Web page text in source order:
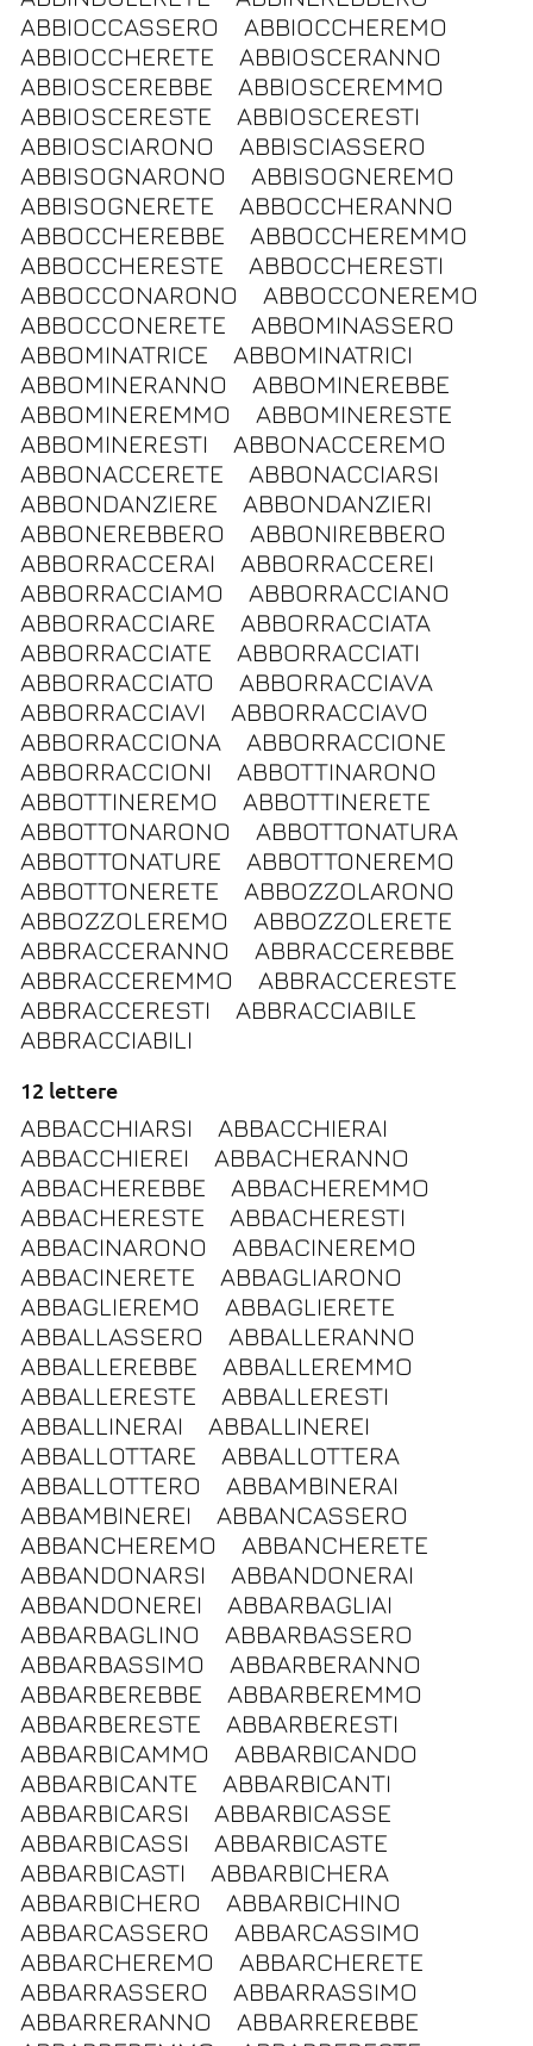
ABBIOCCASSERO
ABBIOCCHEREMO
ABBIOCCHERETE
ABBIOSCERANNO
ABBIOSCEREBBE
ABBIOSCEREMMO
ABBIOSCERESTE
ABBIOSCERESTI
ABBIOSCIARONO
ABBISCIASSERO
ABBISOGNARONO
ABBISOGNEREMO
ABBISOGNERETE
ABBOCCHERANNO
ABBOCCHEREBBE
ABBOCCHEREMMO
ABBOCCHERESTE
ABBOCCHERESTI
ABBOCCONARONO
ABBOCCONEREMO
ABBOCCONERETE
ABBOMINASSERO
ABBOMINATRICE
ABBOMINATRICI
ABBOMINERANNO
ABBOMINEREBBE
ABBOMINEREMMO
ABBOMINERESTE
ABBOMINERESTI
ABBONACCEREMO
ABBONACCERETE
ABBONACCIARSI
ABBONDANZIERE
ABBONDANZIERI
ABBONEREBBERO
ABBONIREBBERO
ABBORRACCERAI
ABBORRACCEREI
ABBORRACCIAMO
ABBORRACCIANO
ABBORRACCIARE
ABBORRACCIATA
ABBORRACCIATE
ABBORRACCIATI
ABBORRACCIATO
ABBORRACCIAVA
ABBORRACCIAVI
ABBORRACCIAVO
ABBORRACCIONA
ABBORRACCIONE
ABBORRACCIONI
ABBOTTINARONO
ABBOTTINEREMO
ABBOTTINERETE
ABBOTTONARONO
ABBOTTONATURA
ABBOTTONATURE
ABBOTTONEREMO
ABBOTTONERETE
ABBOZZOLARONO
ABBOZZOLEREMO
ABBOZZOLERETE
ABBRACCERANNO
ABBRACCEREBBE
ABBRACCEREMMO
ABBRACCERESTE
ABBRACCERESTI
ABBRACCIABILE
ABBRACCIABILI
12 lettere
ABBACCHIARSI
ABBACCHIERAI
ABBACCHIEREI
ABBACHERANNO
ABBACHEREBBE
ABBACHEREMMO
ABBACHERESTE
ABBACHERESTI
ABBACINARONO
ABBACINEREMO
ABBACINERETE
ABBAGLIARONO
ABBAGLIEREMO
ABBAGLIERETE
ABBALLASSERO
ABBALLERANNO
ABBALLEREBBE
ABBALLEREMMO
ABBALLERESTE
ABBALLERESTI
ABBALLINERAI
ABBALLINEREI
ABBALLOTTARE
ABBALLOTTERA
ABBALLOTTERO
ABBAMBINERAI
ABBAMBINEREI
ABBANCASSERO
ABBANCHEREMO
ABBANCHERETE
ABBANDONARSI
ABBANDONERAI
ABBANDONEREI
ABBARBAGLIAI
ABBARBAGLINO
ABBARBASSERO
ABBARBASSIMO
ABBARBERANNO
ABBARBEREBBE
ABBARBEREMMO
ABBARBERESTE
ABBARBERESTI
ABBARBICAMMO
ABBARBICANDO
ABBARBICANTE
ABBARBICANTI
ABBARBICARSI
ABBARBICASSE
ABBARBICASSI
ABBARBICASTE
ABBARBICASTI
ABBARBICHERA
ABBARBICHERO
ABBARBICHINO
ABBARCASSERO
ABBARCASSIMO
ABBARCHEREMO
ABBARCHERETE
ABBARRASSERO
ABBARRASSIMO
ABBARRERANNO
ABBARREREBBE